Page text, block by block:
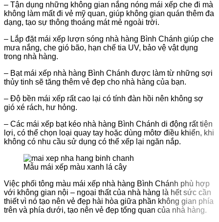
– Tận dụng những không gian nắng nóng mái xếp che đi mà
không làm mất đi vẻ mỹ quan, giúp không gian quán thêm đa
dạng, tạo sự thông thoáng mát mẻ ngoài trời.
– Lắp đặt mái xếp lượn sóng nhà hàng Bình Chánh giúp che
mưa nắng, che gió bão, hạn chế tia UV, bảo vệ vật dụng
trong nhà hàng.
– Bạt mái xếp nhà hàng Bình Chánh được làm từ những sợi
thủy tinh sẽ tăng thêm vẻ đẹp cho nhà hàng của bạn.
– Độ bền mái xếp rất cao lại có tính đàn hồi nên không sợ
gió xé rách, hư hỏng.
– Các mái xếp bạt kéo nhà hàng Bình Chánh di động rất tiện
lợi, có thể chọn loại quay tay hoặc dùng môtơ điều khiển, khi
không có nhu cầu sử dụng có thể xếp lại ngăn nắp.
Mẫu mái xếp màu xanh lá cây
Việc phối tông màu mái xếp nhà hàng Bình Chánh phù hợp
với không gian nội – ngoại thất của nhà hàng là hết sức cần
thiết vì nó tạo nên vẻ đẹp hài hòa giữa phần không gian phía
trên và phía dưới, tạo nên vẻ đẹp tổng quan của nhà hàng.